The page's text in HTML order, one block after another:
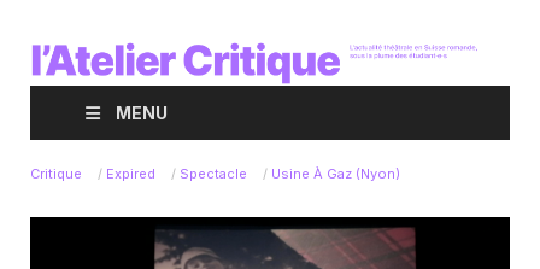
MENU
Critique / Expired / Spectacle / Usine À Gaz (Nyon)